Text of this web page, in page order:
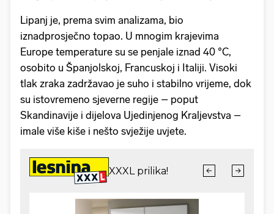
Lipanj je, prema svim analizama, bio
iznadprosječno topao. U mnogim krajevima
Europe temperature su se penjale iznad 40 °C,
osobito u Španjolskoj, Francuskoj i Italiji. Visoki
tlak zraka zadržavao je suho i stabilno vrijeme, dok
su istovremeno sjeverne regije – poput
Skandinavije i dijelova Ujedinjenog Kraljevstva –
imale više kiše i nešto svježije uvjete.